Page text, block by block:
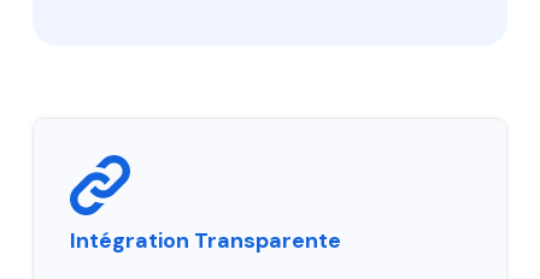
Intégration Transparente